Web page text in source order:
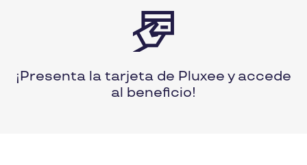
¡Presenta la tarjeta de Pluxee y accede
al beneficio!